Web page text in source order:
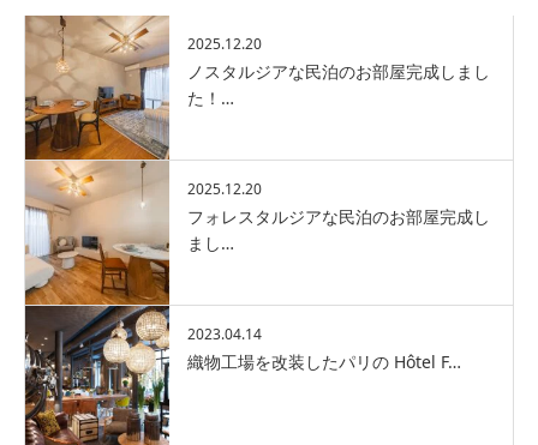
2025.12.20
ノスタルジアな民泊のお部屋完成しまし
た！…
2025.12.20
フォレスタルジアな民泊のお部屋完成し
まし…
2023.04.14
織物工場を改装したパリの Hôtel F…